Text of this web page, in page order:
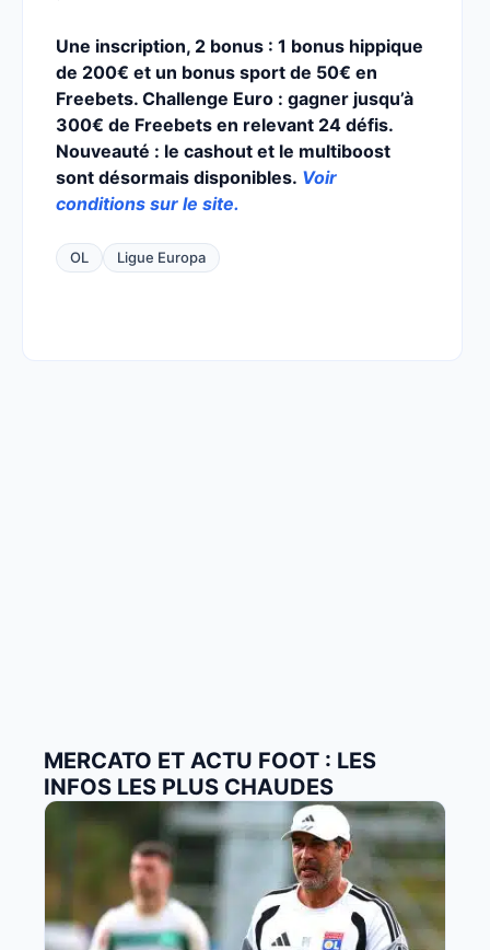
Une inscription, 2 bonus : 1 bonus hippique
de 200€ et un bonus sport de 50€ en
Freebets. Challenge Euro : gagner jusqu’à
300€ de Freebets en relevant 24 défis.
Nouveauté : le cashout et le multiboost
sont désormais disponibles. Voir
conditions sur le site.
OL Ligue Europa
MERCATO ET ACTU FOOT : LES
INFOS LES PLUS CHAUDES